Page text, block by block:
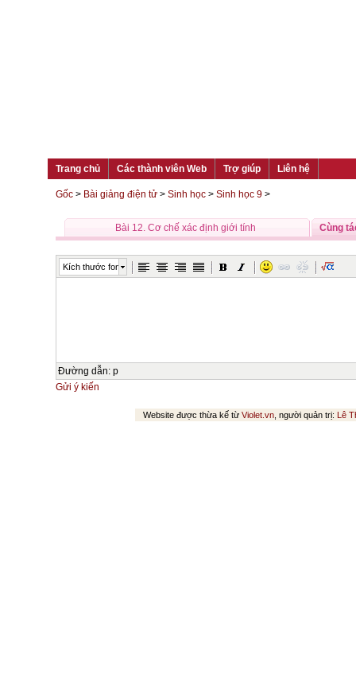
Trang chủ Các thành viên Web Trợ giúp Liên hệ
Gốc > Bài giảng điện tử > Sinh học > Sinh học 9 >
Bài 12. Cơ chế xác định giới tính Cùng
Kích thước font
Đường dẫn: p
Gửi ý kiến
Website được thừa kế từ Violet.vn , người quản trị: Lê